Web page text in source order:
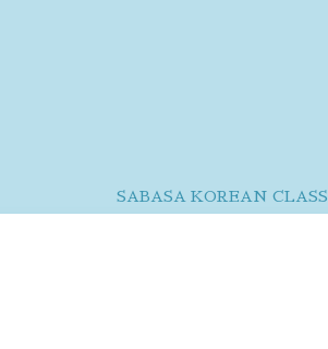
SABASA KOREAN CLASS